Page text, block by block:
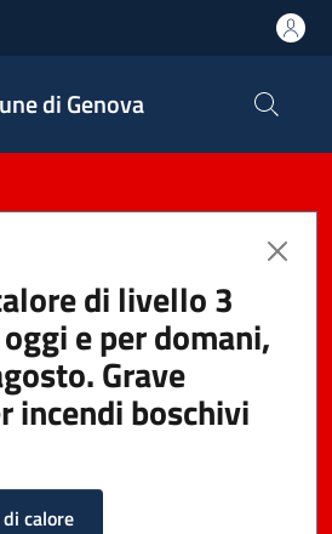
di Genova
di livello 3
e per domani,
Grave
incendi boschivi
calore